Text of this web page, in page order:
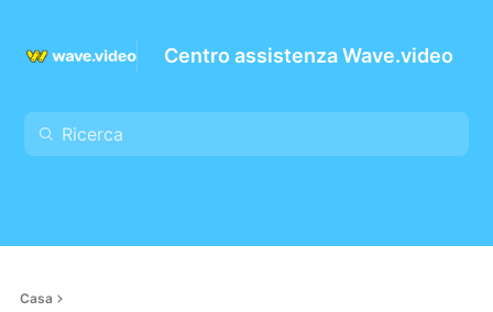
Centro assistenza Wave.video
Casa